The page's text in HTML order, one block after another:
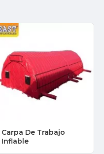
Carpa De Trabajo
Inflable